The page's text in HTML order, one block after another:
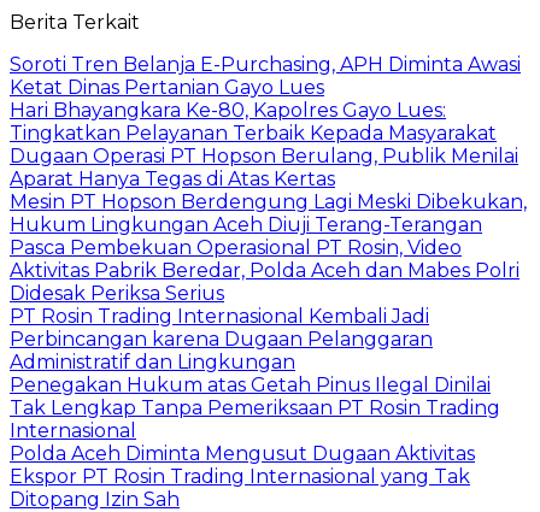
Berita Terkait
Soroti Tren Belanja E-Purchasing, APH Diminta Awasi
Ketat Dinas Pertanian Gayo Lues
Hari Bhayangkara Ke-80, Kapolres Gayo Lues:
Tingkatkan Pelayanan Terbaik Kepada Masyarakat
Dugaan Operasi PT Hopson Berulang, Publik Menilai
Aparat Hanya Tegas di Atas Kertas
Mesin PT Hopson Berdengung Lagi Meski Dibekukan,
Hukum Lingkungan Aceh Diuji Terang-Terangan
Pasca Pembekuan Operasional PT Rosin, Video
Aktivitas Pabrik Beredar, Polda Aceh dan Mabes Polri
Didesak Periksa Serius
PT Rosin Trading Internasional Kembali Jadi
Perbincangan karena Dugaan Pelanggaran
Administratif dan Lingkungan
Penegakan Hukum atas Getah Pinus Ilegal Dinilai
Tak Lengkap Tanpa Pemeriksaan PT Rosin Trading
Internasional
Polda Aceh Diminta Mengusut Dugaan Aktivitas
Ekspor PT Rosin Trading Internasional yang Tak
Ditopang Izin Sah